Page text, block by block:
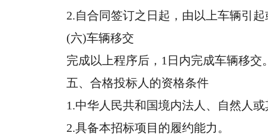
2.自合同签订之日起，由以上车辆引起
(六)车辆移交
完成以上程序后，1日内完成车辆移交。
五、合格投标人的资格条件
1.中华人民共和国境内法人、自然人或
2.具备本招标项目的履约能力。